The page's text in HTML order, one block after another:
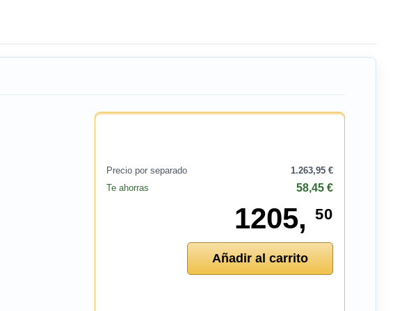
Precio por separado
1.263,95 €
Te ahorras
58,45 €
1205, 50
Añadir al carrito